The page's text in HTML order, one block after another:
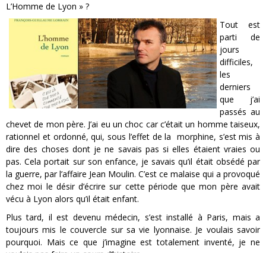
L’Homme de Lyon » ?
Tout est
parti de
jours
difficiles,
les
derniers
que j’ai
passés au
chevet de mon père. J’ai eu un choc car c’était un homme taiseux,
rationnel et ordonné, qui, sous l’effet de la morphine, s’est mis à
dire des choses dont je ne savais pas si elles étaient vraies ou
pas. Cela portait sur son enfance, je savais qu’il était obsédé par
la guerre, par l’affaire Jean Moulin. C’est ce malaise qui a provoqué
chez moi le désir d’écrire sur cette période que mon père avait
vécu à Lyon alors qu’il était enfant.
Plus tard, il est devenu médecin, s’est installé à Paris, mais a
toujours mis le couvercle sur sa vie lyonnaise. Je voulais savoir
pourquoi. Mais ce que j’imagine est totalement inventé, je ne